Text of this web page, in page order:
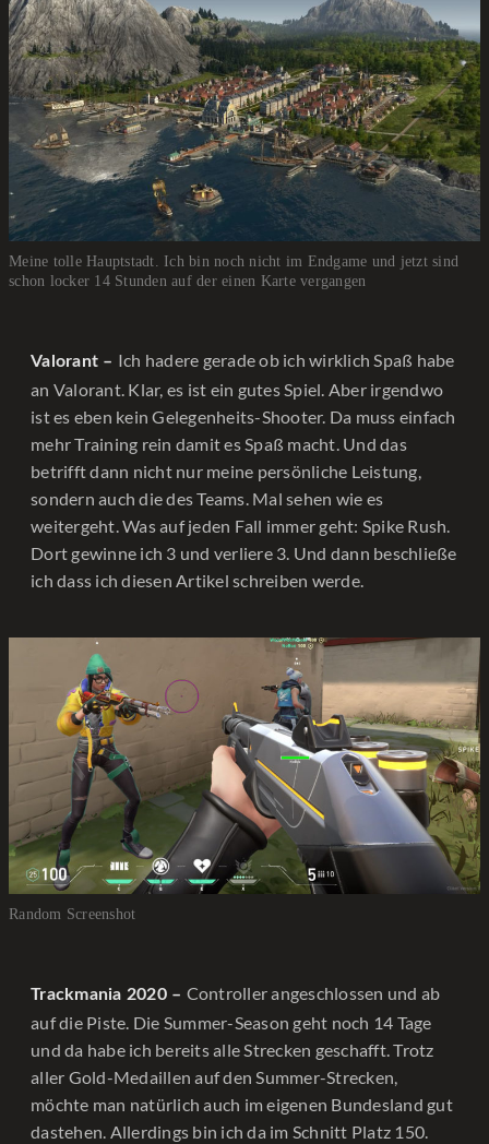
Meine tolle Hauptstadt. Ich bin noch nicht im Endgame und jetzt sind
schon locker 14 Stunden auf der einen Karte vergangen
Valorant – Ich hadere gerade ob ich wirklich Spaß habe
an Valorant. Klar, es ist ein gutes Spiel. Aber irgendwo
ist es eben kein Gelegenheits-Shooter. Da muss einfach
mehr Training rein damit es Spaß macht. Und das
betrifft dann nicht nur meine persönliche Leistung,
sondern auch die des Teams. Mal sehen wie es
weitergeht. Was auf jeden Fall immer geht: Spike Rush.
Dort gewinne ich 3 und verliere 3. Und dann beschließe
ich dass ich diesen Artikel schreiben werde.
Random Screenshot
Trackmania 2020 – Controller angeschlossen und ab
auf die Piste. Die Summer-Season geht noch 14 Tage
und da habe ich bereits alle Strecken geschafft. Trotz
aller Gold-Medaillen auf den Summer-Strecken,
möchte man natürlich auch im eigenen Bundesland gut
dastehen. Allerdings bin ich da im Schnitt Platz 150.